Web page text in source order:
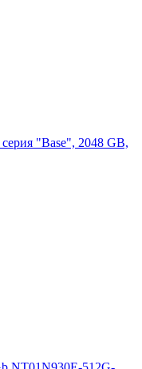
"Base", 2048 GB,